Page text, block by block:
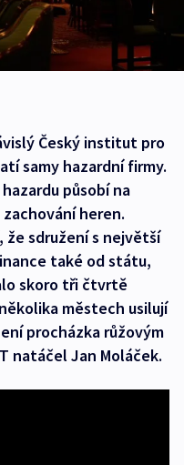
Český institut pro
samy hazardní firmy.
působí na
heren.
že sdružení s největší
také od státu,
skoro tři čtvrtě
městech usilují
procházka růžovým
natáčel Jan Moláček.